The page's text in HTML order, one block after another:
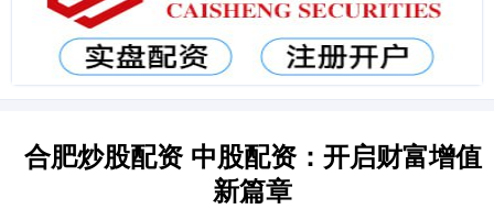
合肥炒股配资 中股配资：开启财富增值
新篇章